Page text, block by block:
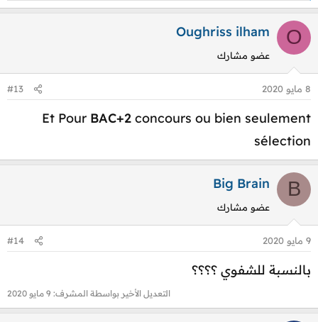
ل
ت
ع
ل
ت
:
O
Oughriss ilham
عضو مشارك
8 مايو 2020 #13
Et Pour BAC+2 concours ou bien seulement
sélection
B
Big Brain
عضو مشارك
9 مايو 2020 #14
بالنسبة للشفوي ؟؟؟؟
التعديل الأخير بواسطة المشرف: 9 مايو 2020